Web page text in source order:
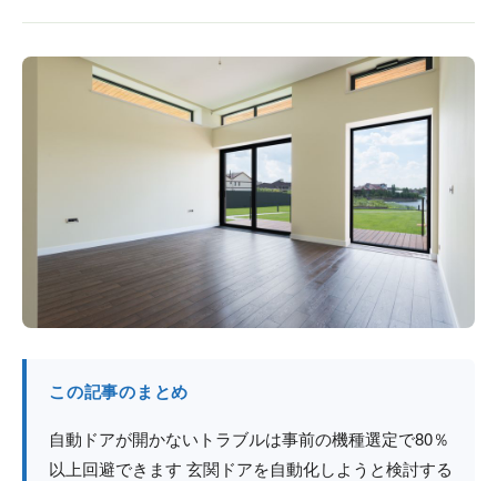
ホテル
工場・倉庫
千葉
栃木
完全ガイド
製品比較
コラム
最新情報
個人のお客様へ
この記事のまとめ
自動ドアが開かないトラブルは事前の機種選定で80％
以上回避できます 玄関ドアを自動化しようと検討する